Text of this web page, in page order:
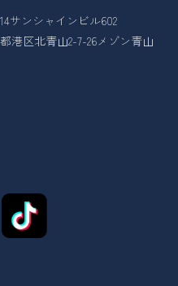
サンシャインビル602
港区北青山2-7-26メゾン青山